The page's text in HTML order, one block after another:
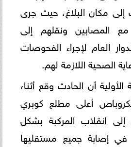
إلى مكان البلاغ، حيث جرى
مع المصابين ونقلهم إلى
العام لإجراء الفحوصات
الصحية اللازمة لهم.
أن الحادث وقع أثناء
أعلى مطلع كوبري
إلى انقلاب المركبة بشكل
إصابة جميع مستقليها